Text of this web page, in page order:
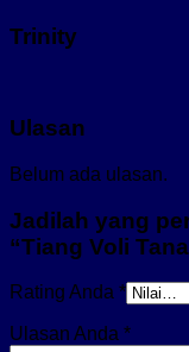
Trinity
Ulasan
Belum ada ulasan.
Jadilah yang
“Tiang Voli
Rating Anda *
Ulasan Anda *